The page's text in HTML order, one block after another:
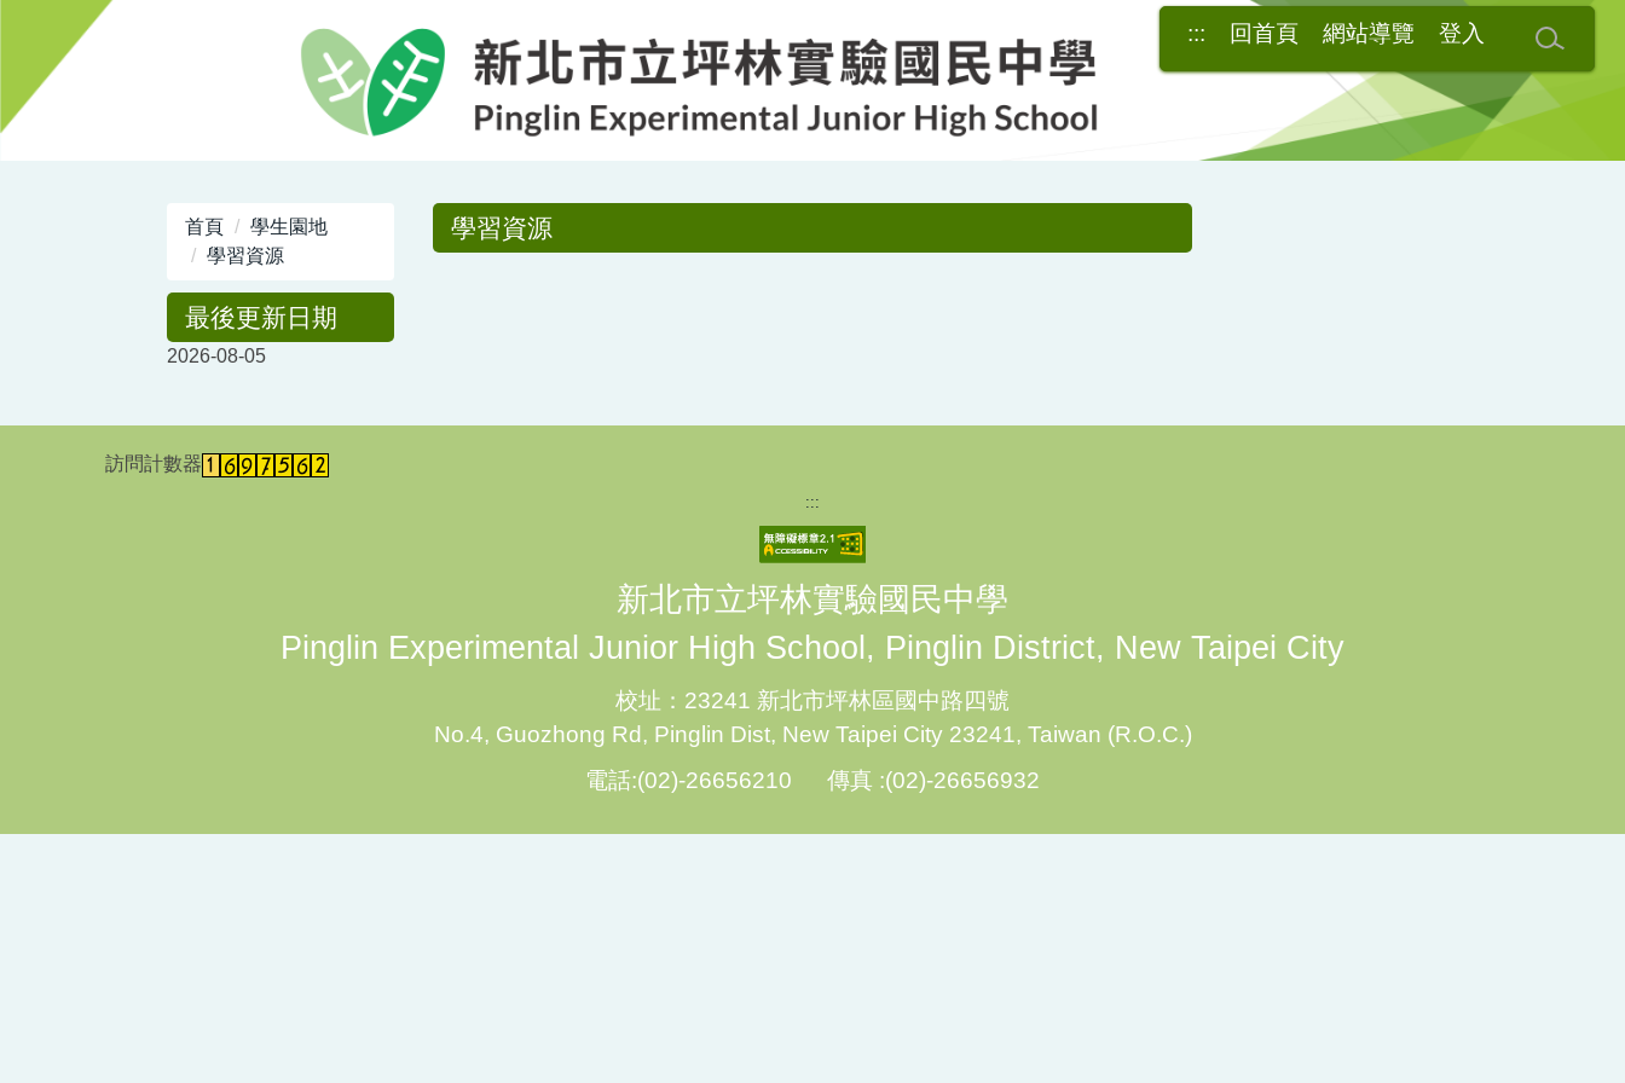
要
::: 回首頁 網站導覽 登入
首頁
學生園地
學習資源
最後更新日期
2026-08-05
學習資源
訪問計數器
:::
新北市立坪林實驗國民中學
Pinglin Experimental Junior High School, Pinglin District, New Taipei City
校址：23241 新北市坪林區國中路四號
No.4, Guozhong Rd, Pinglin Dist, New Taipei City 23241, Taiwan (R.O.C.)
電話:(02)-26656210 傳真 :(02)-26656932